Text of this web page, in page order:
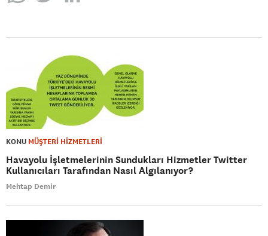
KONU MÜŞTERİ HİZMETLERİ
Havayolu İşletmelerinin Sundukları Hizmetler Twitter
Kullanıcıları Tarafından Nasıl Algılanıyor?
Mehtap Demir